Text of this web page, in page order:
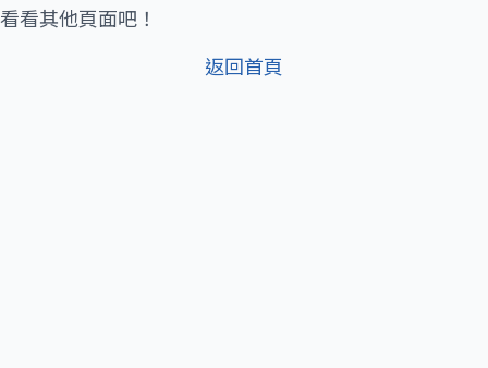
看看其他頁面吧！
返回首頁